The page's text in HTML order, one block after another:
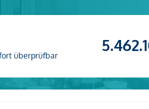
überprüfbar